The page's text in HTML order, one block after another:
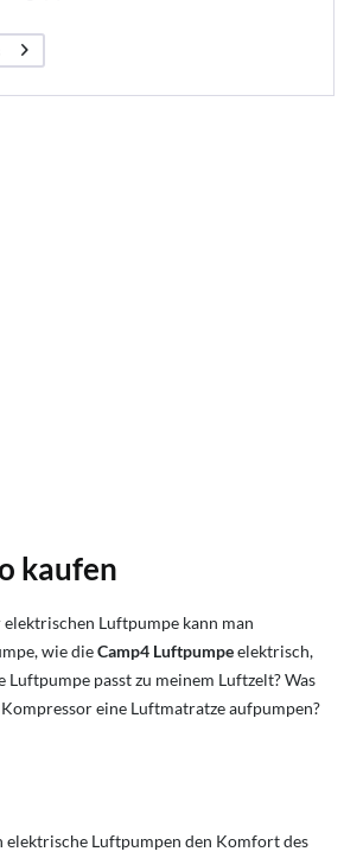
kaufen
Luftpumpe kann man
wie dieCamp4 Luftpumpeelektrisch,
passt zu meinem Luftzelt? Was
eine Luftmatratze aufpumpen?
Luftpumpen den Komfort des